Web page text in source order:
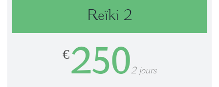
Reïki 2
€2502 jours